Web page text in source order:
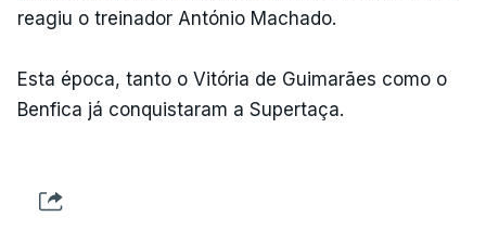
reagiu o treinador António Machado.
Esta época, tanto o Vitória de Guimarães como o
Benfica já conquistaram a Supertaça.